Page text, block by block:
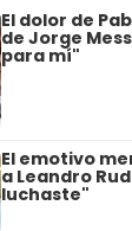
El dolor de
de Jorge
para mí"
El emotivo
a Leandro
luchaste"